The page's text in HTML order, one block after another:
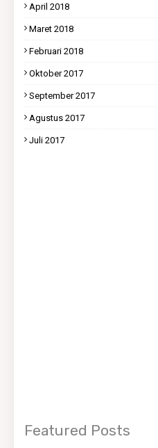
April 2018
Maret 2018
Februari 2018
Oktober 2017
September 2017
Agustus 2017
Juli 2017
Featured Posts